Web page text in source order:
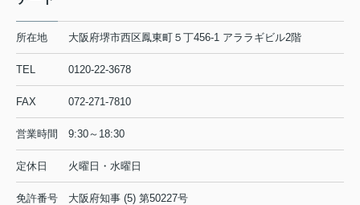
所在地 大阪府堺市西区鳳東町５丁456-1 アララギビル2階
TEL 0120-22-3678
FAX 072-271-7810
営業時間 9:30～18:30
定休日 火曜日・水曜日
免許番号 大阪府知事 (5) 第50227号